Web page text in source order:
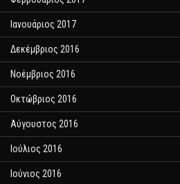
Ιανουάριος 2017
Δεκέμβριος 2016
Νοέμβριος 2016
Οκτώβριος 2016
Αύγουστος 2016
Ιούλιος 2016
Ιούνιος 2016